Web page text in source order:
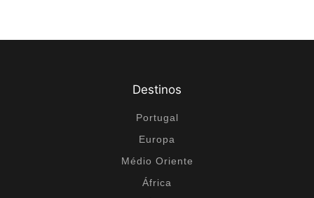
Destinos
Portugal
Europa
Médio Oriente
África